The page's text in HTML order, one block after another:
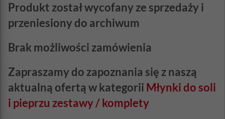
Produkt został wycofany ze sprzedaży i
przeniesiony do archiwum
Brak możliwości zamówienia
Zapraszamy do zapoznania się z naszą
aktualną ofertą w kategorii Młynki do soli
i pieprzu zestawy / komplety